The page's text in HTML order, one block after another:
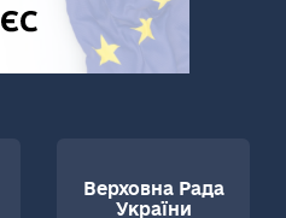
Верховна Рада
України